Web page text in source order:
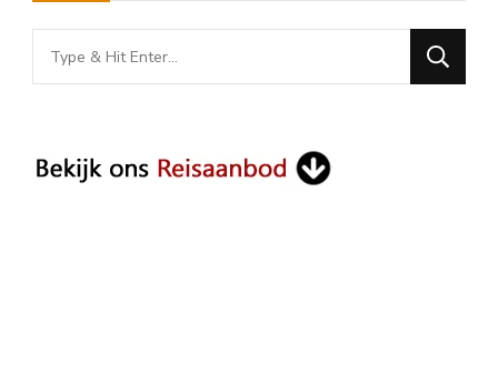
Looking
for